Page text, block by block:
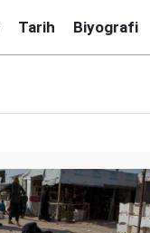
Tarih Biyografi